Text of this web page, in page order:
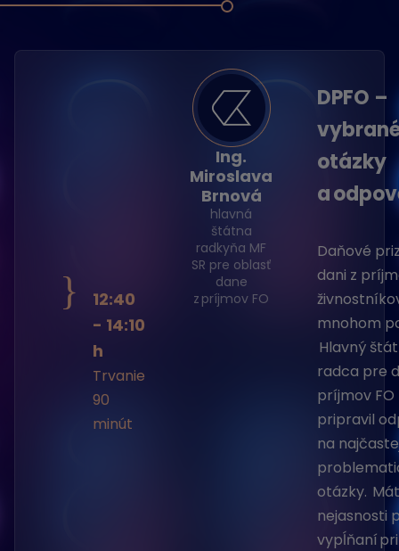
}
12:40
- 14:10
h
Trvanie
90
minút
Ing.
Miroslava
Brnová
hlavná
štátna
radkyňa MF
SR pre oblasť
dane
z príjmov FO
DPFO –
otázky
a
Daňové
dani z
mnohom
Hlavný
radca pre
príjmov
pripravil
na
otázky.
nejasnosti
vypĺňaní